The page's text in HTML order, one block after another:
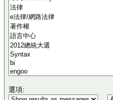
選項: